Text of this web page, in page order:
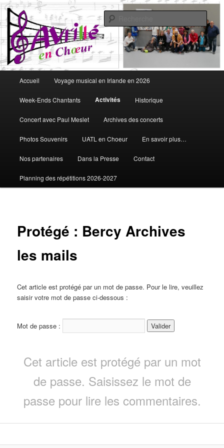
Aller
au
contenu
principalAvrillé en Choeur
Vous aimez chanter, Avrillé en Choeur est fait pour vous
principal
Accueil Voyage musical en Irlande en 2026
Week-Ends Chantants Activités Historique
Concert avec Paul Meslet Archives des concerts
Photos Souvenirs UATL en Choeur En savoir plus…
Nos partenaires Dans la Presse Contact
Planning des répétitions 2026-2027
Protégé : Bercy Archives
les mails
Cet article est protégé par un mot de passe. Pour le lire, veuillez
saisir votre mot de passe ci-dessous :
Mot de passe :
Cet article est protégé par un mot
de passe. Saisissez le mot de
passe pour lire les commentaires.